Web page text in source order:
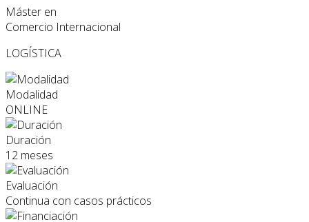
Máster en
Comercio Internacional
LOGÍSTICA
Modalidad
ONLINE
Duración
12 meses
Evaluación
Continua con casos prácticos